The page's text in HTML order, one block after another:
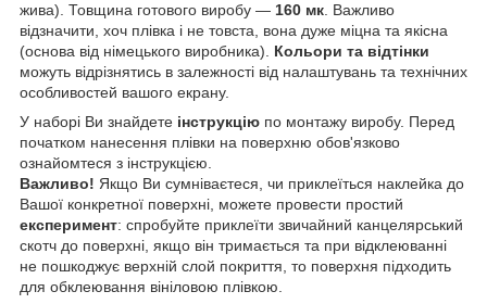
жива). Товщина готового виробу — 160 мк. Важливо
відзначити, хоч плівка і не товста, вона дуже міцна та якісна
(основа від німецького виробника). Кольори та відтінки
можуть відрізнятись в залежності від налаштувань та технічних
особливостей вашого екрану.
У наборі Ви знайдете інструкцію по монтажу виробу. Перед
початком нанесення плівки на поверхню обов'язково
ознайомтеся з інструкцією.
Важливо! Якщо Ви сумніваєтеся, чи приклеїться наклейка до
Вашої конкретної поверхні, можете провести простий
експеримент: спробуйте приклеїти звичайний канцелярський
скотч до поверхні, якщо він тримається та при відклеюванні
не пошкоджує верхній слой покриття, то поверхня підходить
для обклеювання вініловою плівкою.